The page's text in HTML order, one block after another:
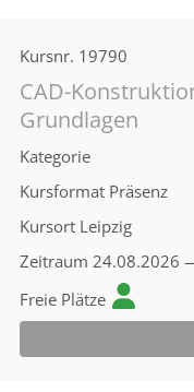
Kursnr. 19790
CAD-
Grundlagen
Kategorie
Kursformat Präsenz
Kursort Leipzig
Zeitraum 24.08.2026
Freie Plätze